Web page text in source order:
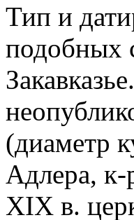
Тип и
подобных
(диаметр
Адлера,
XIX в.